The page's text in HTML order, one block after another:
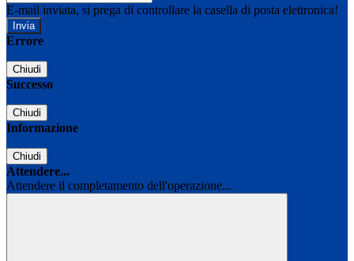
E-mail inviata, si prega di controllare la casella di posta elettronica!
Errore
Chiudi
Successo
Chiudi
Informazione
Chiudi
Attendere...
Attendere il completamento dell'operazione...